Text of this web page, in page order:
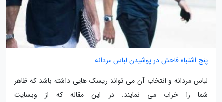
پنج اشتباه فاحش در پوشیدن لباس مردانه
لباس مردانه و انتخاب آن می تواند ریسک هایی داشته باشد که ظاهر
شما را خراب می نمایند. در این مقاله که از وبسایت